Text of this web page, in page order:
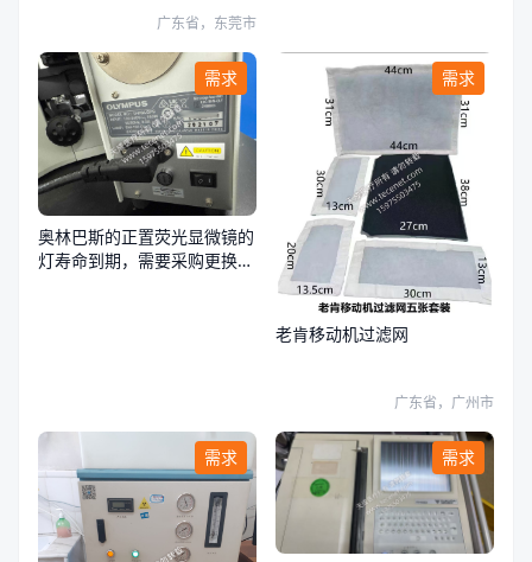
广东省，东莞市
需求
奥林巴斯的正置荧光显微镜的
灯寿命到期，需要采购更换，
需求
老肯移动机过滤网
广东省，广州市
需求 需求